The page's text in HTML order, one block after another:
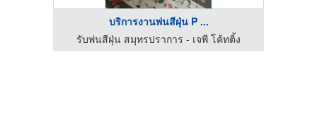
บริการงานพ่นสีฝุ่น P ...
รับพ่นสีฝุ่น สมุทรปราการ - เจพี โค้ทติ้ง